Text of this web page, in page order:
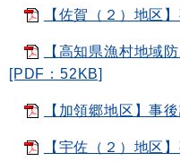
【佐賀（２）地区
【高知県漁村地域
[PDF：52KB]
【加領郷地区】事
【宇佐（２）地区